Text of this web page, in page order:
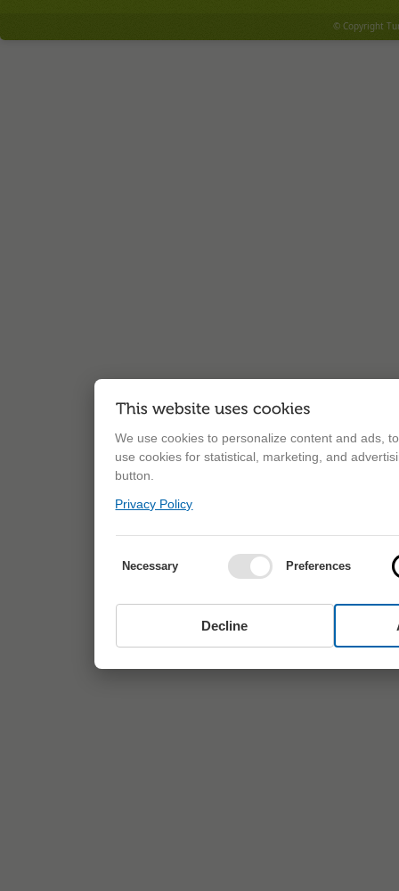
© Copyright
We use cookies to personalize content and ads,
use cookies for statistical, marketing, and
button.
Privacy Policy
Necessary Preferences
Decline